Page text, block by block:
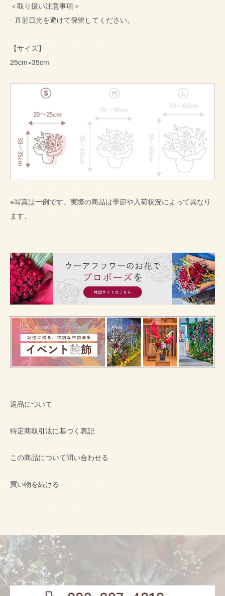
＜取り扱い注意事項＞
- 直射日光を避けて保管してください。
【サイズ】
25cm×35cm
※写真は一例です。実際の商品は季節や入荷状況によって異なり
ます。
返品について
特定商取引法に基づく表記
この商品について問い合わせる
買い物を続ける